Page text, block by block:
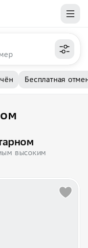
Бесплатная
высоким